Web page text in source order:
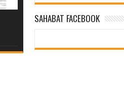
SAHABAT FACEBOOK